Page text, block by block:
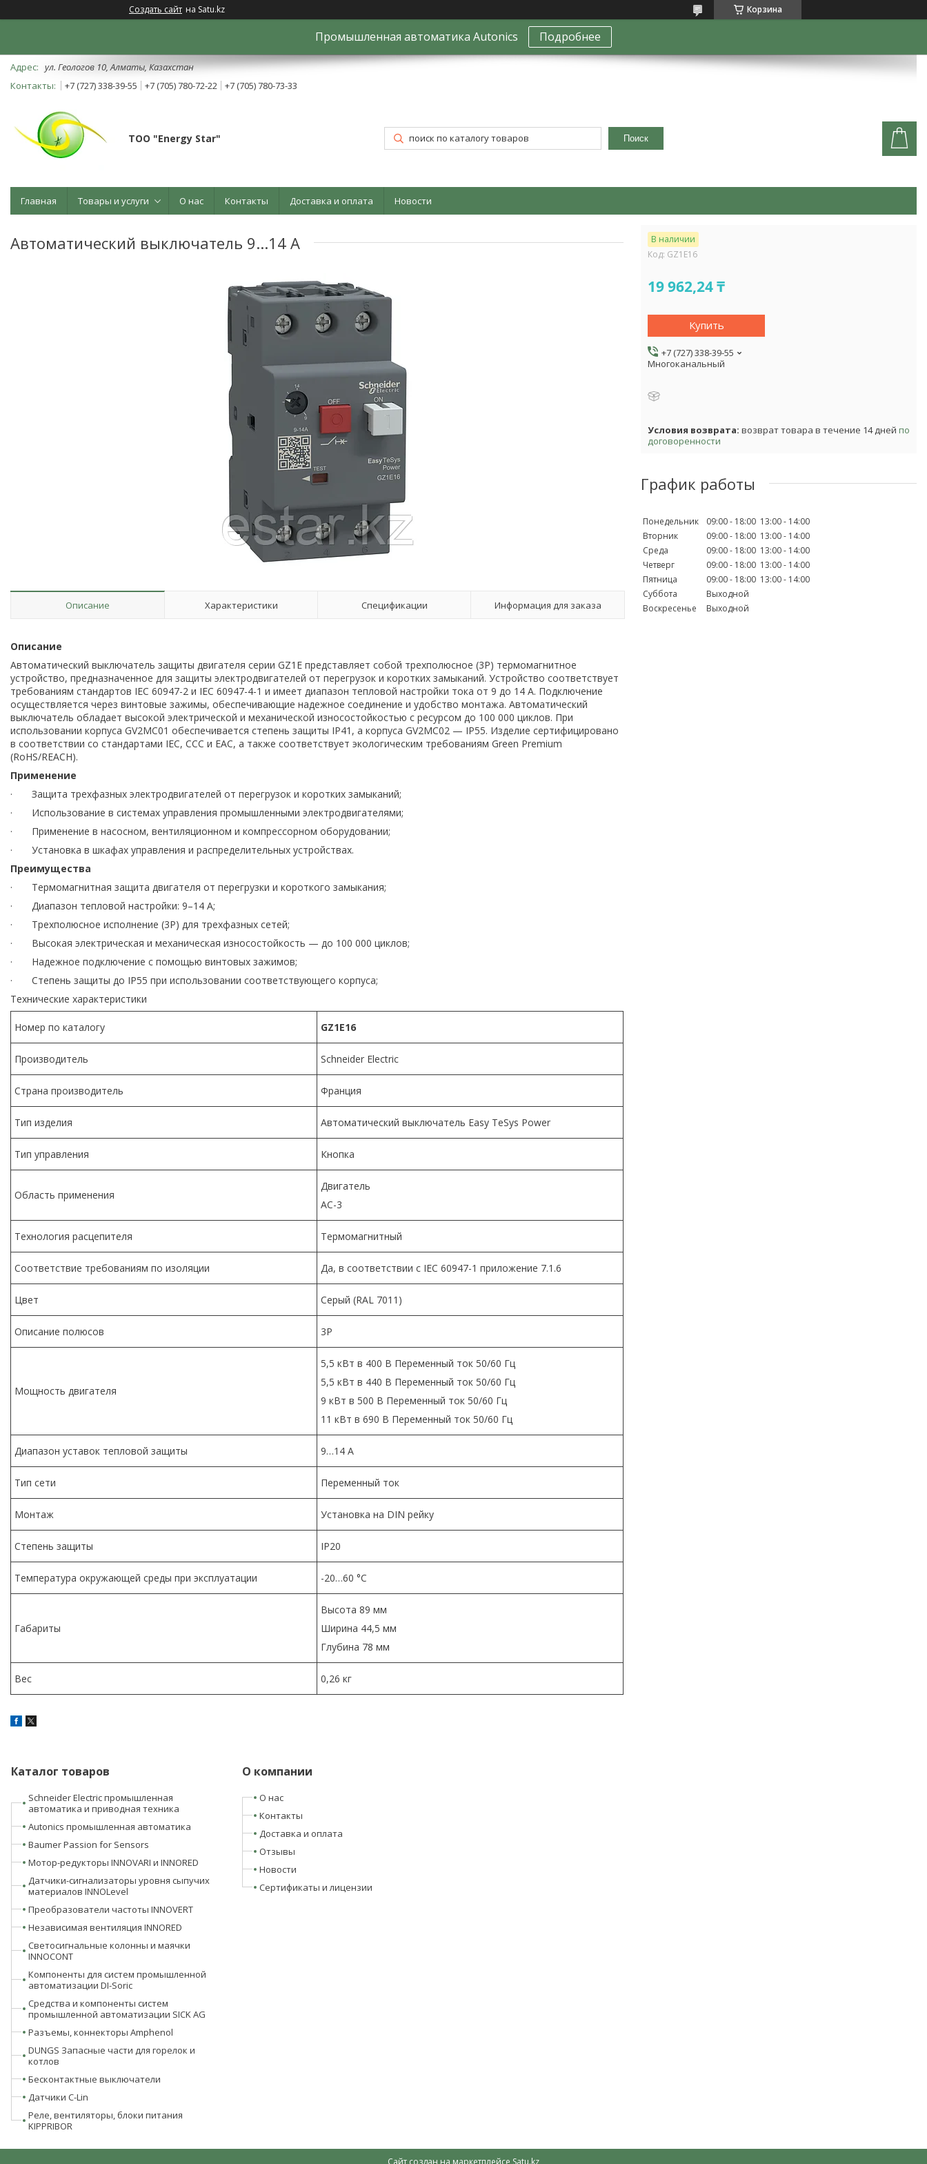
Создать сайт на Satu.kz Корзина
Промышленная автоматика Autonics Подробнее
ул. Геологов 10, Алматы, Казахстан
+7 (727) 338-39-55
+7 (705) 780-72-22 +7 (705) 780-73-33
ТОО "Energy Star" Поиск
Главная Товары и услуги О нас Контакты Доставка и оплата Новости
Автоматический выключатель 9...14 А
Описание Характеристики Спецификации Информация для заказа
Описание
Автоматический выключатель защиты двигателя серии GZ1E представляет собой трехполюсное (3P) термомагнитное
устройство, предназначенное для защиты электродвигателей от перегрузок и коротких замыканий. Устройство соответствует
требованиям стандартов IEC 60947-2 и IEC 60947-4-1 и имеет диапазон тепловой настройки тока от 9 до 14 А. Подключение
осуществляется через винтовые зажимы, обеспечивающие надежное соединение и удобство монтажа. Автоматический
выключатель обладает высокой электрической и механической износостойкостью с ресурсом до 100 000 циклов. При
использовании корпуса GV2MC01 обеспечивается степень защиты IP41, а корпуса GV2MC02 — IP55. Изделие сертифицировано
в соответствии со стандартами IEC, CCC и EAC, а также соответствует экологическим требованиям Green Premium
(RoHS/REACH).
Применение
· Защита трехфазных электродвигателей от перегрузок и коротких замыканий;
· Использование в системах управления промышленными электродвигателями;
· Применение в насосном, вентиляционном и компрессорном оборудовании;
· Установка в шкафах управления и распределительных устройствах.
Преимущества
· Термомагнитная защита двигателя от перегрузки и короткого замыкания;
· Диапазон тепловой настройки: 9–14 А;
· Трехполюсное исполнение (3P) для трехфазных сетей;
· Высокая электрическая и механическая износостойкость — до 100 000 циклов;
· Надежное подключение с помощью винтовых зажимов;
· Степень защиты до IP55 при использовании соответствующего корпуса;
Технические характеристики
Номер по каталогу GZ1E16
Производитель Schneider Electric
Страна производитель Франция
Тип изделия Автоматический выключатель Easy TeSys Power
Тип управления Кнопка
Область применения
Двигатель
AC-3
Технология расцепителя Термомагнитный
Соответствие требованиям по изоляции Да, в соответствии с IEC 60947-1 приложение 7.1.6
Цвет Серый (RAL 7011)
Описание полюсов 3P
Мощность двигателя
5,5 кВт в 400 В Переменный ток 50/60 Гц
5,5 кВт в 440 В Переменный ток 50/60 Гц
9 кВт в 500 В Переменный ток 50/60 Гц
11 кВт в 690 В Переменный ток 50/60 Гц
Диапазон уставок тепловой защиты 9…14 А
Тип сети Переменный ток
Монтаж Установка на DIN рейку
Степень защиты IP20
Температура окружающей среды при эксплуатации -20…60 °C
Габариты
Высота 89 мм
Ширина 44,5 мм
Глубина 78 мм
Вес 0,26 кг
В наличии
Код: GZ1E16
19 962,24 ₸
Купить
+7 (727) 338-39-55
Многоканальный
возврат товара в течение 14 дней по
договоренности
График работы
Понедельник 09:00 18:00 13:00
14:00
Вторник
09:00 18:00 13:00
14:00
Среда
09:00 18:00 13:00
14:00
Четверг
09:00 18:00 13:00
14:00
Пятница
09:00 18:00 13:00
14:00
Суббота
Выходной
Воскресенье
Выходной
Каталог товаров
Schneider Electric промышленная
автоматика и приводная техника
Autonics промышленная автоматика
Baumer Passion for Sensors
Мотор-редукторы INNOVARI и INNORED
Датчики-сигнализаторы уровня сыпучих
материалов INNOLevel
Преобразователи частоты INNOVERT
Независимая вентиляция INNORED
Светосигнальные колонны и маячки
INNOCONT
Компоненты для систем промышленной
автоматизации DI-Soric
Средства и компоненты систем
промышленной автоматизации SICK AG
Разъемы, коннекторы Amphenol
DUNGS Запасные части для горелок и
котлов
Бесконтактные выключатели
Датчики C-Lin
Реле, вентиляторы, блоки питания
KIPPRIBOR
О компании
О нас
Контакты
Доставка и оплата
Отзывы
Новости
Сертификаты и лицензии
Сайт создан на маркетплейсе Satu.kz